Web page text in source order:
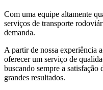
Com uma equipe altamente
serviços de transporte
demanda.
A partir de nossa experiência
oferecer um serviço de
buscando sempre a satisfação
grandes resultados.